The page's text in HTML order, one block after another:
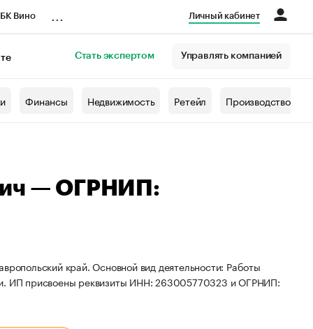
Вино Личный кабинет
Стать экспертом Управлять компанией
Финансы Недвижимость Ретейл Производство
— ОГРНИП:
край. Основной вид деятельности: Работы
ИП присвоены реквизиты ИНН: 263005770323 и ОГРНИП: